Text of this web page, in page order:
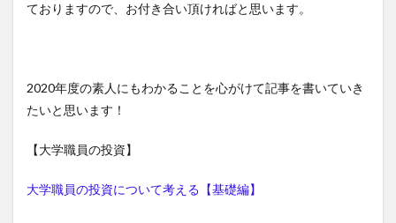
ておりますので、お付き合い頂ければと思います。
2020年度の素人にもわかることを心がけて記事を書いていき
たいと思います！
【大学職員の投資】
大学職員の投資について考える【基礎編】